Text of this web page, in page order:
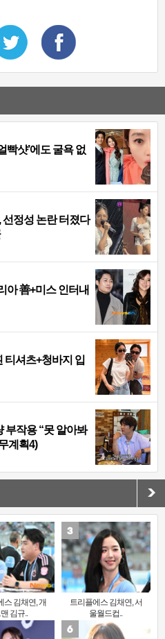
빡샷’에도 굴욕 없
정성 논란 터졌다
아 善+미스 인터내
티셔츠+청바지 입
부작용 “못 알아봐
계획4)
스 김채연, 개
김규..
트리플에스 김채연, 서
울월드컵..